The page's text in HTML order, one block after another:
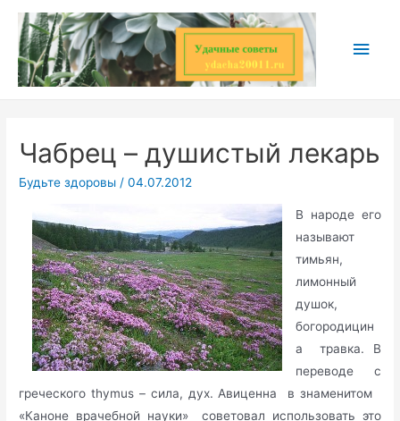
Перейти
содержимому
Чабрец – душистый лекарь
Будьте здоровы /04.07.2012
В народе его
называют
тимьян,
лимонный
душок,
богородицин
а травка. В
переводе с
греческого thymus – сила, дух. Авиценна в знаменитом
«Каноне врачебной науки» советовал использовать это